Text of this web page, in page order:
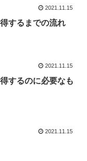
2021.11.15
するまでの流れ
2021.11.15
するのに必要なも
2021.11.15